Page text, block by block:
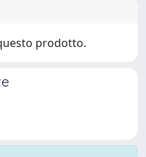
prodotto.